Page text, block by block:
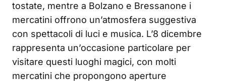
tostate, mentre a Bolzano e Bressanone i
mercatini offrono un’atmosfera suggestiva
con spettacoli di luci e musica. L’8 dicembre
rappresenta un’occasione particolare per
visitare questi luoghi magici, con molti
mercatini che propongono aperture